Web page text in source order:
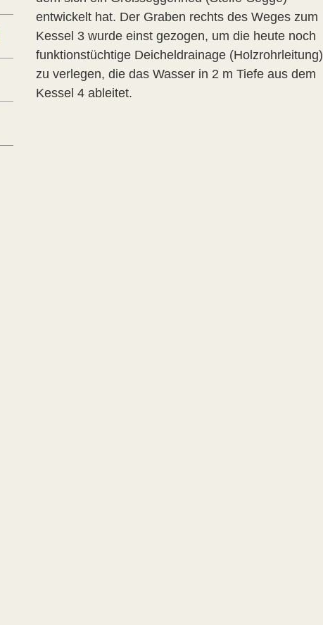
entwickelt hat. Der Graben rechts des Weges zum
Kessel 3 wurde einst gezogen, um die heute noch
funktionstüchtige Deicheldrainage (Holzrohrleitung)
zu verlegen, die das Wasser in 2 m Tiefe aus dem
Kessel 4 ableitet.